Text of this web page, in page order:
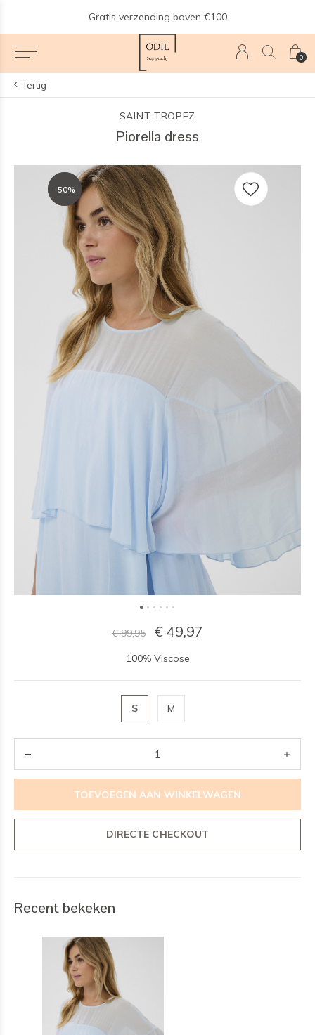
0
Gratis verzending boven €100
Terug
SAINT TROPEZ
Piorella dress
-50%
-50%
€ 99,95 € 49,97
100% Viscose
S M
TOEVOEGEN AAN WINKELWAGEN
DIRECTE CHECKOUT
Recent bekeken